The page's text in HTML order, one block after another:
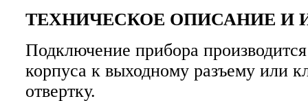
ТЕХНИЧЕСКОЕ ОПИСАНИЕ И
Подключение прибора
корпуса к выходному разъему или
отвертку.